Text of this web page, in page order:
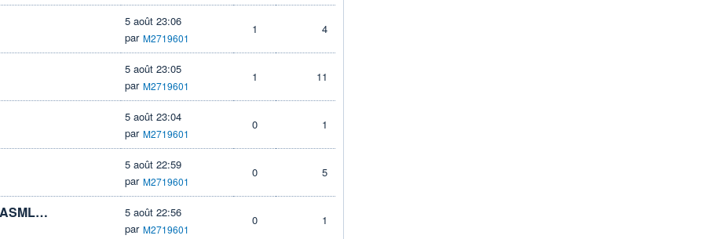
5 août 23:06
par M2719601
1 4
5 août 23:05
par M2719601
1 11
5 août 23:04
par M2719601
0 1
5 août 22:59
par M2719601
0 5
ASML…
5 août 22:56
par M2719601
0 1